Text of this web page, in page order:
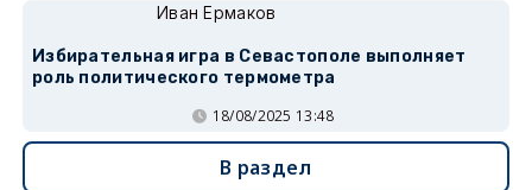
Иван Ермаков
Избирательная игра в Севастополе выполняет
роль политического термометра
18/08/2025 13:48
В раздел